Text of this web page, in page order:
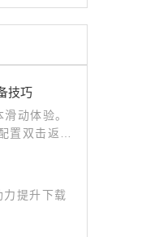
技巧
动体验。
置双击返回
提升下载